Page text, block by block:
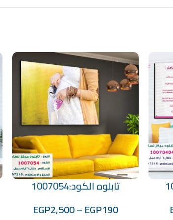
تحديد أحد الخيارات
تابلوه الكود:1007054
EGP190
–
EGP2,500